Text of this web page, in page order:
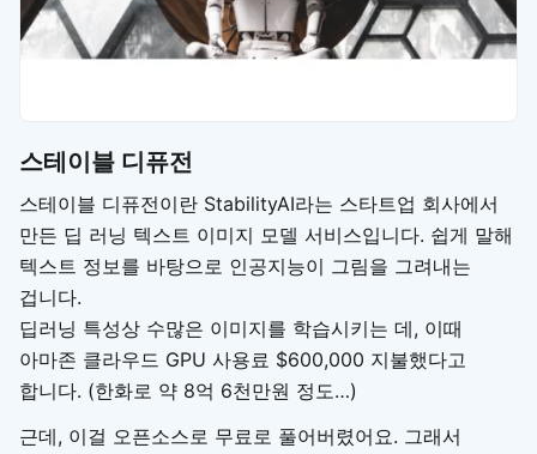
스테이블 디퓨전
스테이블 디퓨전이란 StabilityAI라는 스타트업 회사에서
만든 딥 러닝 텍스트 이미지 모델 서비스입니다. 쉽게 말해
텍스트 정보를 바탕으로 인공지능이 그림을 그려내는
겁니다.
딥러닝 특성상 수많은 이미지를 학습시키는 데, 이때
아마존 클라우드 GPU 사용료 $600,000 지불했다고
합니다. (한화로 약 8억 6천만원 정도…)
근데, 이걸 오픈소스로 무료로 풀어버렸어요. 그래서